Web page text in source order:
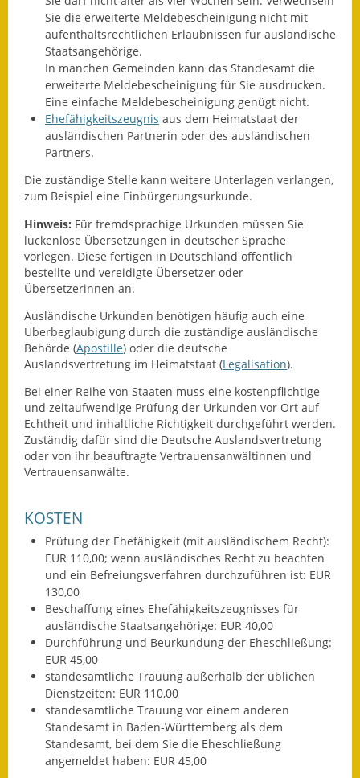
Eröffnungsbilanz
Abwassergebühr
Grundsteuerreform
Haushaltspläne
Wasserversorgung
Heiraten in Notzingen
Mitarbeiter
Notruftafel
Ortsrecht
Was erledige ich wo?
Leben
Bauwasser/Wasser/Abwasser
Bodenrichtwerte
Gerätehütten
Gutachterausschuss
Landessanierungsprogramm
Sie die erweiterte Meldebescheinigung nicht mit
aufenthaltsrechtlichen Erlaubnissen für ausländische
Staatsangehörige.
In manchen Gemeinden kann das Standesamt die
erweiterte Meldebescheinigung für Sie ausdrucken.
Eine einfache Meldebescheinigung genügt nicht.
Ehefähigkeitszeugnis aus dem Heimatstaat der
ausländischen Partnerin oder des ausländischen
Partners.
Die zuständige Stelle kann weitere Unterlagen verlangen,
zum Beispiel eine Einbürgerungsurkunde.
Hinweis: Für fremdsprachige Urkunden müssen Sie
lückenlose Übersetzungen in deutscher Sprache
vorlegen. Diese fertigen in Deutschland öffentlich
bestellte und vereidigte Übersetzer oder
Übersetzerinnen an.
Ausländische Urkunden benötigen häufig auch eine
Überbeglaubigung durch die zuständige ausländische
Behörde (Apostille) oder die deutsche
Auslandsvertretung im Heimatstaat (Legalisation).
Bei einer Reihe von Staaten muss eine kostenpflichtige
und zeitaufwendige Prüfung der Urkunden vor Ort auf
Echtheit und inhaltliche Richtigkeit durchgeführt werden.
Zuständig dafür sind die Deutsche Auslandsvertretung
oder von ihr beauftragte Vertrauensanwältinnen und
Vertrauensanwälte.
KOSTEN
Prüfung der Ehefähigkeit (mit ausländischem Recht):
EUR 110,00; wenn ausländisches Recht zu beachten
und ein Befreiungsverfahren durchzuführen ist: EUR
130,00
Beschaffung eines Ehefähigkeitszeugnisses für
ausländische Staatsangehörige: EUR 40,00
Durchführung und Beurkundung der Eheschließung:
EUR 45,00
standesamtliche Trauung außerhalb der üblichen
Dienstzeiten: EUR 110,00
standesamtliche Trauung vor einem anderen
Standesamt in Baden-Württemberg als dem
Standesamt, bei dem Sie die Eheschließung
angemeldet haben: EUR 45,00